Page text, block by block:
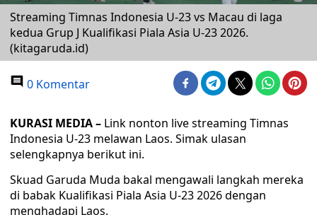
Streaming Timnas Indonesia U-23 vs Macau di laga
kedua Grup J Kualifikasi Piala Asia U-23 2026.
(kitagaruda.id)
0 Komentar
KURASI MEDIA – Link nonton live streaming Timnas
Indonesia U-23 melawan Laos. Simak ulasan
selengkapnya berikut ini.
Skuad Garuda Muda bakal mengawali langkah mereka
di babak Kualifikasi Piala Asia U-23 2026 dengan
menghadapi Laos.